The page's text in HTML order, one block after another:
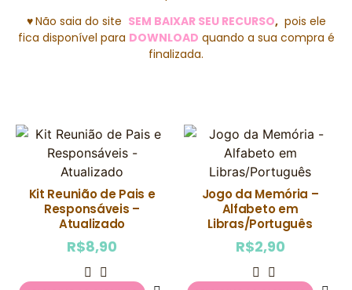
♥Não saia do site SEM BAIXAR SEU RECURSO,pois ele
fica disponível para DOWNLOAD quando a sua compra é
finalizada.
Kit Reunião de Pais e
Responsáveis –
Atualizado
R$8,90
Jogo da Memória –
Alfabeto em
Libras/Português
R$2,90